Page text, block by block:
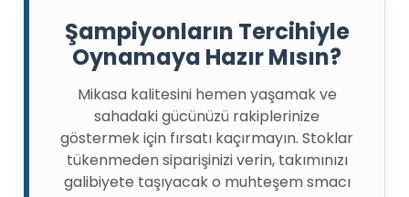
Şampiyonların Tercihiyle
Oynamaya Hazır Mısın?
Mikasa kalitesini hemen yaşamak ve
sahadaki gücünüzü rakiplerinize
göstermek için fırsatı kaçırmayın. Stoklar
tükenmeden siparişinizi verin, takımınızı
galibiyete taşıyacak o muhteşem smacı